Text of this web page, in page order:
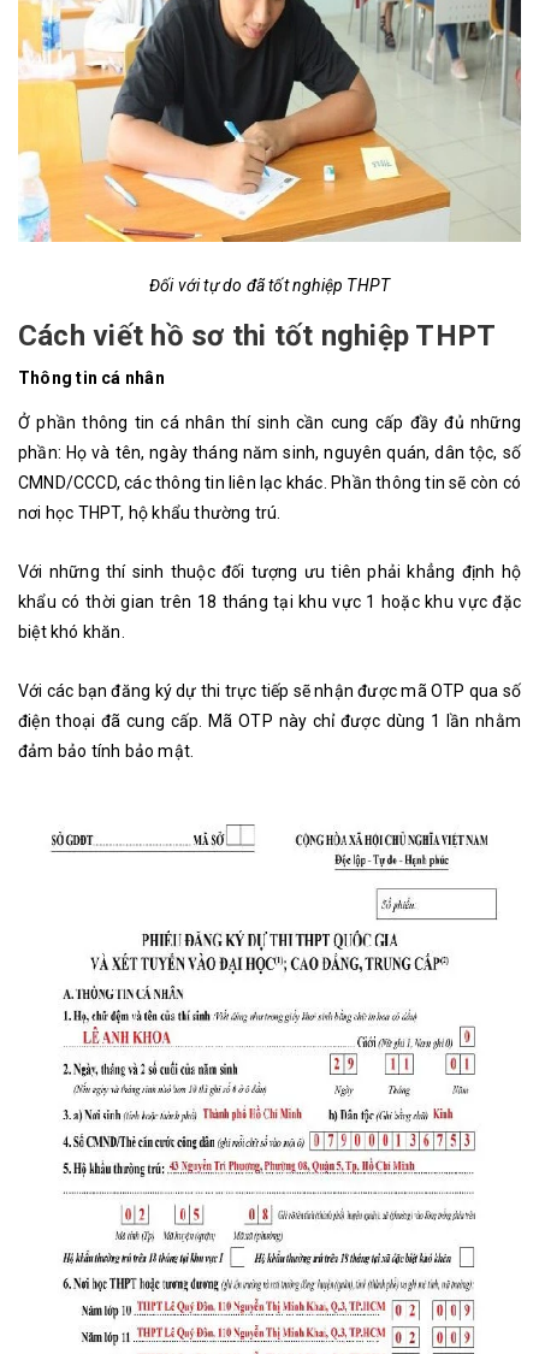
Đối với tự do đã tốt nghiệp THPT
Cách viết hồ sơ thi tốt nghiệp THPT
Thông tin cá nhân
Ở phần thông tin cá nhân thí sinh cần cung cấp đầy đủ những
phần: Họ và tên, ngày tháng năm sinh, nguyên quán, dân tộc, số
CMND/CCCD, các thông tin liên lạc khác. Phần thông tin sẽ còn có
nơi học THPT, hộ khẩu thường trú.
Với những thí sinh thuộc đối tượng ưu tiên phải khẳng định hộ
khẩu có thời gian trên 18 tháng tại khu vực 1 hoặc khu vực đặc
biệt khó khăn.
Với các bạn đăng ký dự thi trực tiếp sẽ nhận được mã OTP qua số
điện thoại đã cung cấp. Mã OTP này chỉ được dùng 1 lần nhằm
đảm bảo tính bảo mật.